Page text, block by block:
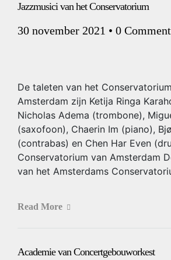
Jazzmusici van het Conservatorium
30 november 2021 • 0 Comment
De taleten van het
Amsterdam zijn Ketija Ringa
Nicholas Adema (trombone),
(saxofoon), Chaerin Im (piano),
(contrabas) en Chen Har Even
Conservatorium van Amsterdam
van het Amsterdams
Read More
Academie van Concertgebouworkest